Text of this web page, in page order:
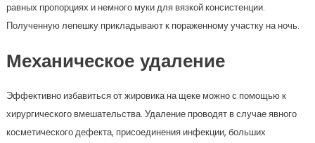
равных пропорциях и немного муки для вязкой консистенции.
Полученную лепешку прикладывают к пораженному участку на ночь.
Механическое удаление
Эффективно избавиться от жировика на щеке можно с помощью к
хирургического вмешательства. Удаление проводят в случае явного
косметического дефекта, присоединения инфекции, больших